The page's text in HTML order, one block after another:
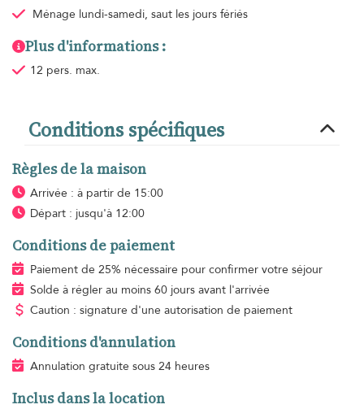
Ménage lundi-samedi, saut les jours fériés
Plus d'informations :
12 pers. max.
Conditions spécifiques
Règles de la maison
Arrivée : à partir de 15:00
Départ : jusqu'à 12:00
Conditions de paiement
Paiement de 25% nécessaire pour confirmer votre séjour
Solde à régler au moins 60 jours avant l'arrivée
Caution : signature d'une autorisation de paiement
Conditions d'annulation
Annulation gratuite sous 24 heures
Inclus dans la location